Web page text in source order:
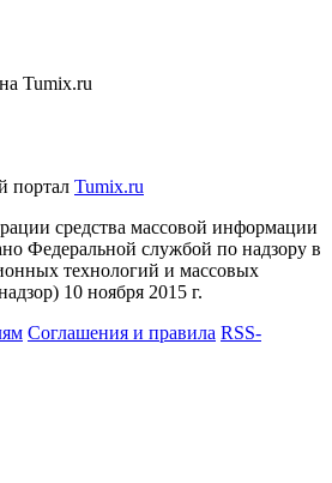
Tumix.ru
портал Tumix.ru
средства массовой информации
Федеральной службой по надзору в
технологий и массовых
10 ноября 2015 г.
Соглашения и правила RSS-